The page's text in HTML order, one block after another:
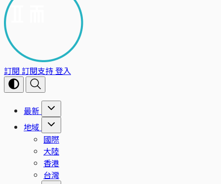
訂閱 訂閱支持登入
最新
地域
國際
大陸
香港
台灣